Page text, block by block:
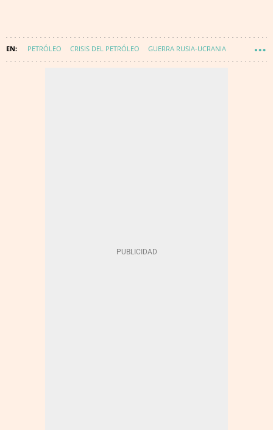
PETRÓLEO CRISIS DEL PETRÓLEO GUERRA RUSIA-UCRANIA